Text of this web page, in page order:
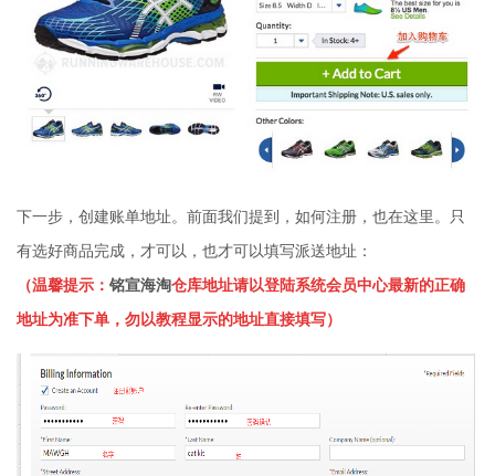
下一步，创建账单地址。前面我们提到，如何注册，也在这里。只
有选好商品完成，才可以，也才可以填写派送地址：
（温馨提示： 铭宣海淘仓库地址请以登陆系统会员中心最新的正确
地址为准下单，勿以教程显示的地址直接填写）